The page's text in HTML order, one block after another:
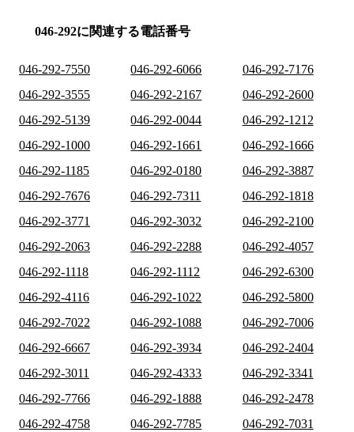
046-292に関連する電話番号
046-292-7550 046-292-6066
046-292-7176
046-292-3555
046-292-2167
046-292-2600
046-292-5139
046-292-0044
046-292-1212
046-292-1000
046-292-1661
046-292-1666
046-292-1185
046-292-0180
046-292-3887
046-292-7676
046-292-7311
046-292-1818
046-292-3771
046-292-3032
046-292-2100
046-292-2063
046-292-2288
046-292-4057
046-292-1118
046-292-1112
046-292-6300
046-292-4116
046-292-1022
046-292-5800
046-292-7022
046-292-1088
046-292-7006
046-292-6667
046-292-3934
046-292-2404
046-292-3011
046-292-4333
046-292-3341
046-292-7766
046-292-1888
046-292-2478
046-292-4758
046-292-7785
046-292-7031